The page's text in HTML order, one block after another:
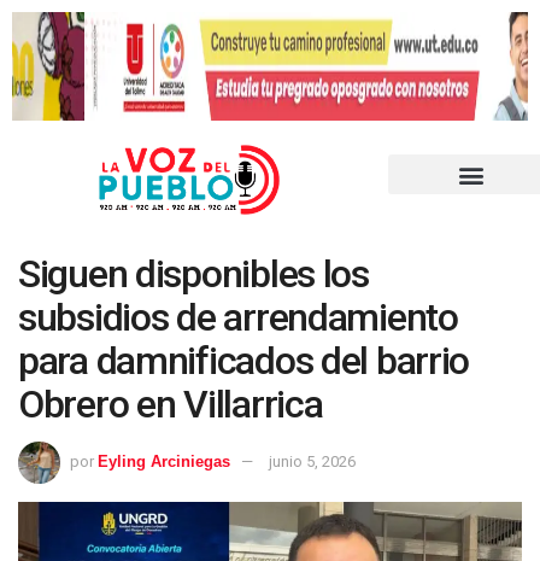
Siguen disponibles los
subsidios de arrendamiento
para damnificados del barrio
Obrero en Villarrica
por Eyling Arciniegas junio 5, 2026